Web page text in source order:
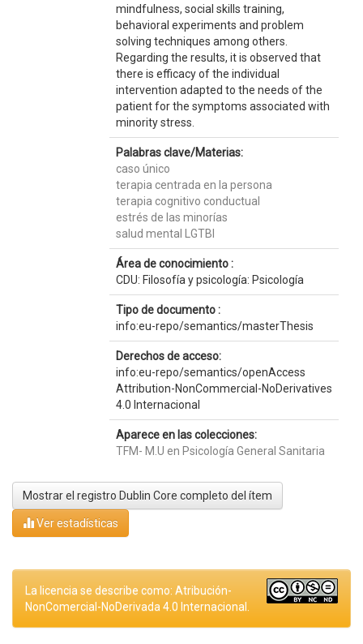
mindfulness, social skills training,
behavioral experiments and problem
solving techniques among others.
Regarding the results, it is observed that
there is efficacy of the individual
intervention adapted to the needs of the
patient for the symptoms associated with
minority stress.
Palabras clave/Materias:
caso único
terapia centrada en la persona
terapia cognitivo conductual
estrés de las minorías
salud mental LGTBI
Área de conocimiento :
CDU: Filosofía y psicología: Psicología
Tipo de documento :
info:eu-repo/semantics/masterThesis
Derechos de acceso:
info:eu-repo/semantics/openAccess
Attribution-NonCommercial-NoDerivatives
4.0 Internacional
Aparece en las colecciones:
TFM- M.U en Psicología General Sanitaria
Mostrar el registro Dublin Core completo del ítem
Ver estadísticas
La licencia se describe como: Atribución-
NonComercial-NoDerivada 4.0 Internacional.